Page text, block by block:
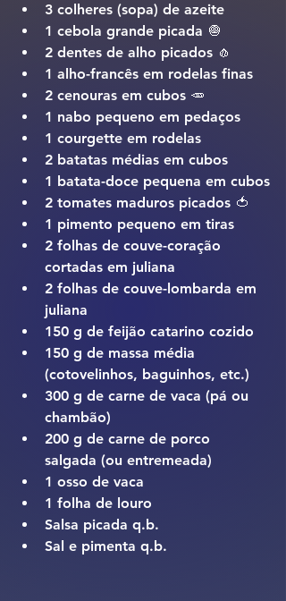
3 colheres (sopa) de azeite
1 cebola grande picada 🧅
2 dentes de alho picados 🧄
1 alho-francês em rodelas finas
2 cenouras em cubos 🥕
1 nabo pequeno em pedaços
1 courgette em rodelas
2 batatas médias em cubos
1 batata-doce pequena em cubos
2 tomates maduros picados 🍅
1 pimento pequeno em tiras
2 folhas de couve-coração
cortadas em juliana
2 folhas de couve-lombarda em
juliana
150 g de feijão catarino cozido
150 g de massa média
(cotovelinhos, baguinhos, etc.)
300 g de carne de vaca (pá ou
chambão)
200 g de carne de porco
salgada (ou entremeada)
1 osso de vaca
1 folha de louro
Salsa picada q.b.
Sal e pimenta q.b.